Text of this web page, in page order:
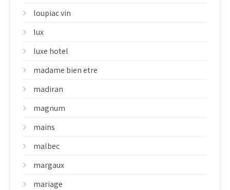
loupiac vin
lux
luxe hotel
madame bien etre
madiran
magnum
mains
malbec
margaux
mariage